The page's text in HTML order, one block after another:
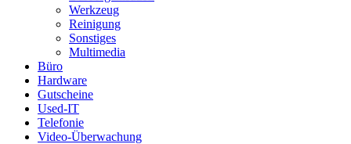
Werkzeug
Reinigung
Sonstiges
Multimedia
Büro
Hardware
Gutscheine
Used-IT
Telefonie
Video-Überwachung